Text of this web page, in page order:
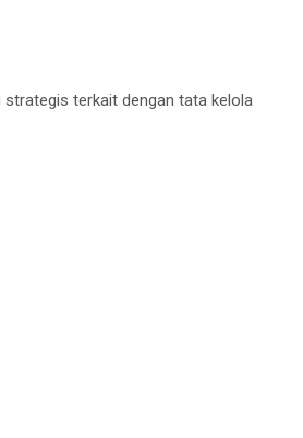
strategis terkait dengan tata kelola